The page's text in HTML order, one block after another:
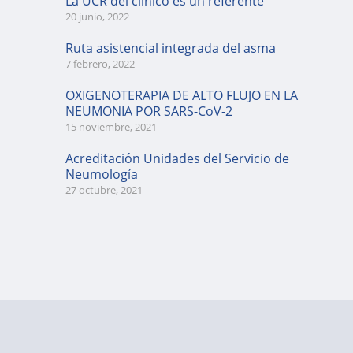
20 junio, 2022
Ruta asistencial integrada del asma
7 febrero, 2022
OXIGENOTERAPIA DE ALTO FLUJO EN LA
NEUMONIA POR SARS-CoV-2
15 noviembre, 2021
Acreditación Unidades del Servicio de
Neumología
27 octubre, 2021